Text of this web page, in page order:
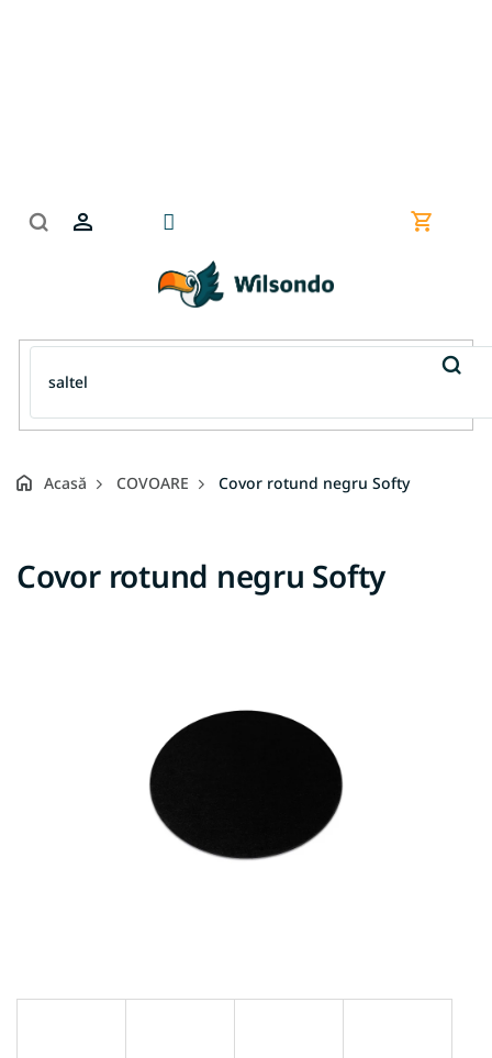
Coş
Acasă COVOARE Covor rotund negru Softy
Covor rotund negru Softy